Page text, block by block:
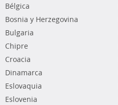
Bélgica
Bosnia y Herzegovina
Bulgaria
Chipre
Croacia
Dinamarca
Eslovaquia
Eslovenia